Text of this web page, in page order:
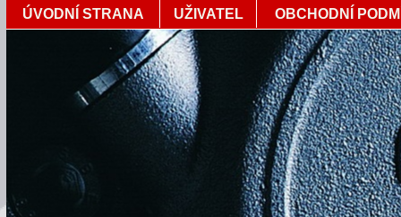
ÚVODNÍ STRANA UŽIVATEL OBCHODNÍ